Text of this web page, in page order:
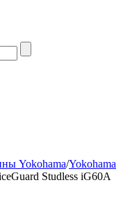
Yokohama/Yokohama
Studless iG60A